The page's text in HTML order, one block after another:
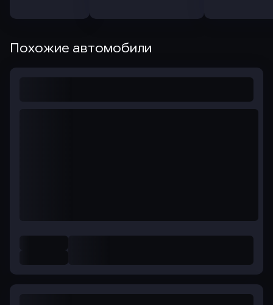
Похожие автомобили